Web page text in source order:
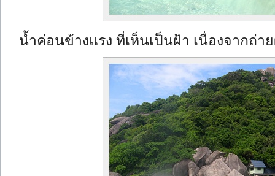
น้ำค่อนข้างแรง ที่เห็นเป็นฝ้า เนื่องจากถ่า